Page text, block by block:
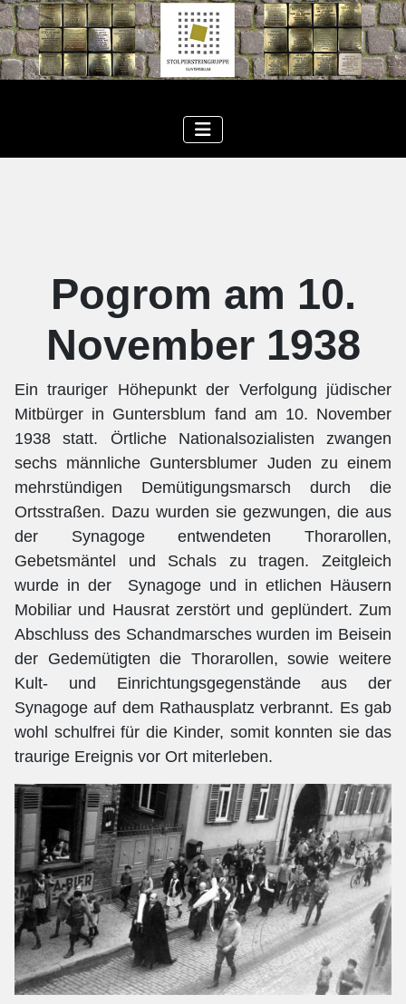
Pogrom am 10.
November 1938
Ein trauriger Höhepunkt der Verfolgung jüdischer
Mitbürger in Guntersblum fand am 10. November
1938 statt. Örtliche Nationalsozialisten zwangen
sechs männliche Guntersblumer Juden zu einem
mehrstündigen Demütigungsmarsch durch die
Ortsstraßen. Dazu wurden sie gezwungen, die aus
der Synagoge entwendeten Thorarollen,
Gebetsmäntel und Schals zu tragen. Zeitgleich
wurde in der Synagoge und in etlichen Häusern
Mobiliar und Hausrat zerstört und geplündert. Zum
Abschluss des Schandmarsches wurden im Beisein
der Gedemütigten die Thorarollen, sowie weitere
Kult- und Einrichtungsgegenstände aus der
Synagoge auf dem Rathausplatz verbrannt. Es gab
wohl schulfrei für die Kinder, somit konnten sie das
traurige Ereignis vor Ort miterleben.